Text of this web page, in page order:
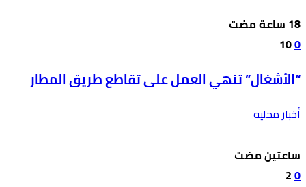
0
10
“الأشغال” تنهي العمل على تقاطع طريق المطار
أخبار محليه
‫‫‫‏‫ساعتين مضت‬
0
2